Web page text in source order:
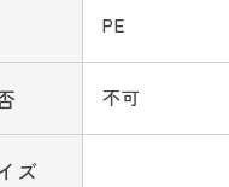
PE
不可
ズ